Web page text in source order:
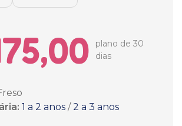
plano de 30
dias
1 a 2 anos / 2 a 3 anos